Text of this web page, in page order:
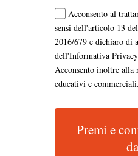
Acconsento al
sensi dell'articolo 13
2016/679 e dichiaro di
dell'Informativa
Acconsento inoltre alla
educativi e
Premi e